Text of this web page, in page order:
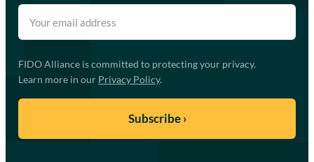
FIDO Alliance is committed to protecting your privacy.
Learn more in our Privacy Policy.